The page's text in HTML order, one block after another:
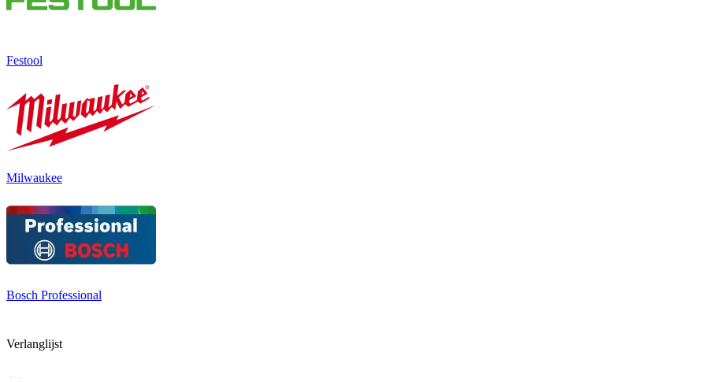
Festool
Milwaukee
Bosch Professional
Verlanglijst